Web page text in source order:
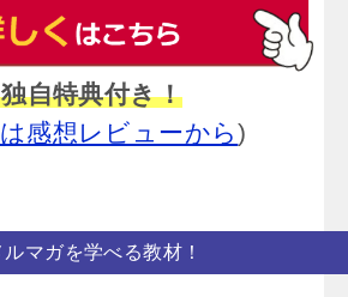
自特典付き！
感想レビューから)
マガを学べる教材！